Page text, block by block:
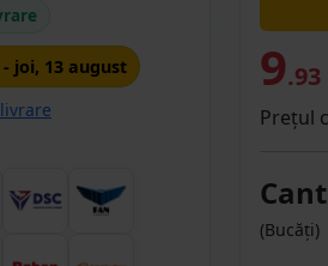
joi, 13 august
9.93
Prețul
(Bucăți)